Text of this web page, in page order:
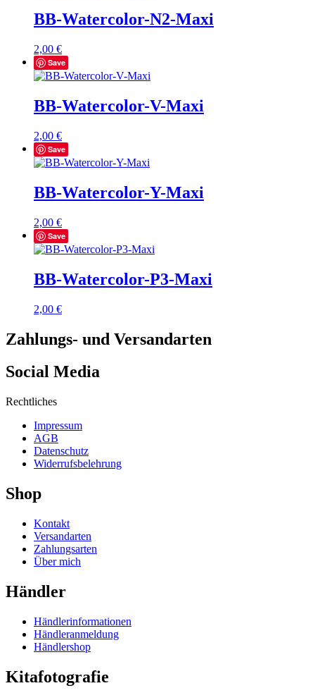
BB-Watercolor-N2-Maxi
2,00 €
Save
BB-Watercolor-V-Maxi
2,00 €
Save
BB-Watercolor-Y-Maxi
2,00 €
Save
BB-Watercolor-P3-Maxi
2,00 €
Zahlungs- und Versandarten
Social Media
Rechtliches
Impressum
AGB
Datenschutz
Widerrufsbelehrung
Shop
Kontakt
Versandarten
Zahlungsarten
Über mich
Händler
Händlerinformationen
Händleranmeldung
Händlershop
Kitafotografie